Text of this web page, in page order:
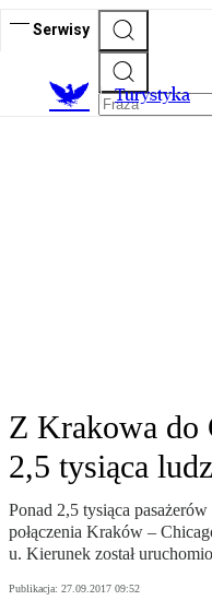
Serwisy
Turystyka
Z Krakowa do
2,5 tysiąca
Ponad 2,5 tysiąca
połączenia Kraków –
u. Kierunek został
Publikacja: 27.09.2017 09:52